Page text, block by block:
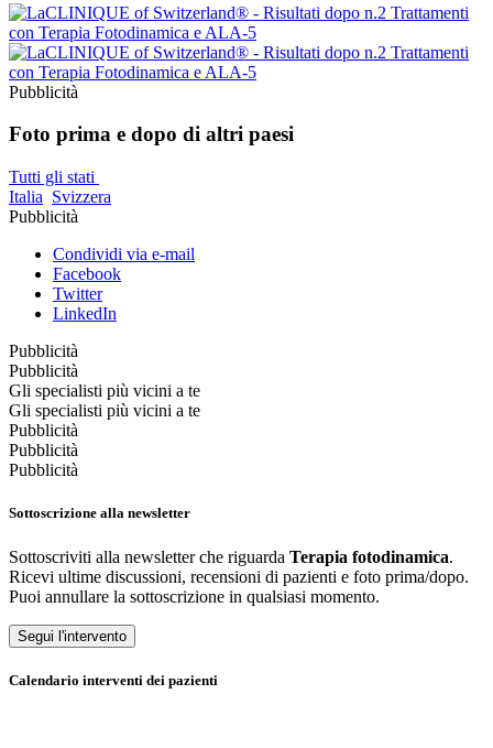
Pubblicità
Foto prima e dopo di altri paesi
Tutti gli stati
Italia Svizzera
Pubblicità
Condividi via e-mail
Facebook
Twitter
LinkedIn
Pubblicità
Pubblicità
Gli specialisti più vicini a te
Gli specialisti più vicini a te
Pubblicità
Pubblicità
Pubblicità
Sottoscrizione alla newsletter
Sottoscriviti alla newsletter che riguarda Terapia fotodinamica.
Ricevi ultime discussioni, recensioni di pazienti e foto prima/dopo.
Puoi annullare la sottoscrizione in qualsiasi momento.
Segui l'intervento
Calendario interventi dei pazienti